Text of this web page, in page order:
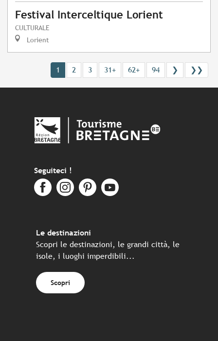
Festival Interceltique Lorient
CULTURALE
Lorient
1 2 3 31+ 62+ 94 ❯ ❯❯
Seguiteci !
Le destinazioni
Scopri le destinazioni, le grandi città, le
isole, i luoghi imperdibili...
Scopri